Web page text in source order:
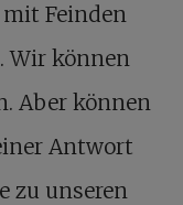
Feinden
Wir können
Aber können
Antwort
zu unseren